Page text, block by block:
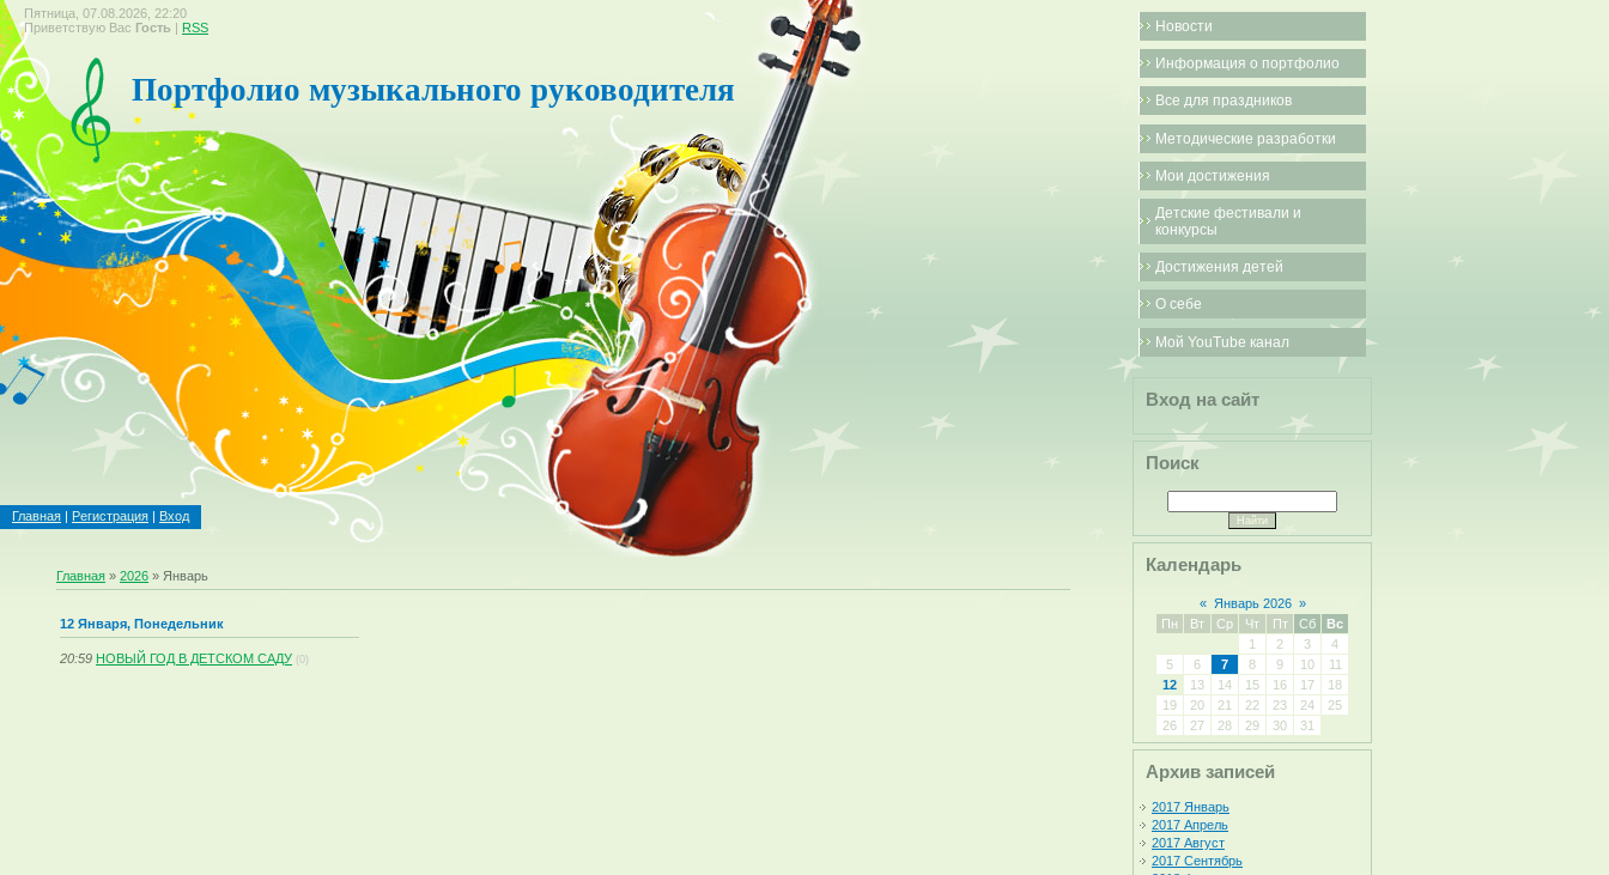
Пятница, 07.08.2026, 22:20
Приветствую Вас Гость | RSS
Портфолио музыкального руководителя
Главная | Регистрация | Вход
Главная »2026 » Январь
12 Января, Понедельник
20:59 НОВЫЙ ГОД В ДЕТСКОМ САДУ (0)
Новости
Информация о портфолио
Все для праздников
Методические разработки
Мои достижения
Детские фестивали и
конкурсы
Достижения детей
О себе
Мой YouTube канал
Вход на сайт
Поиск
Календарь
« Январь 2026 »
Пн
Вт Ср Чт Пт Сб
Вс
1
2 3
4
5
6 7 8 9 10
11
12
13 14 15 16 17
18
19
20 21 22 23 24
25
26
27 28 29 30 31
Архив записей
2017 Январь
2017 Апрель
2017 Август
2017 Сентябрь